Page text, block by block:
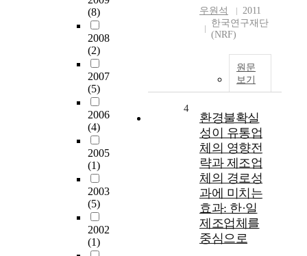
(8)
2008
(2)
2007
(5)
2006
(4)
2005
(1)
2003
(5)
2002
(1)
우원석
2011
한국연구재단
(NRF)
원문
보기
4
환경불확실
성이 유통업
체의 영향전
략과 제조업
체의 경로성
과에 미치는
효과: 한·일
제조업체를
중심으로